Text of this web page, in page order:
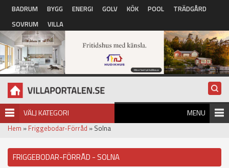
Hoppa till huvudinnehåll
BADRUM BYGG ENERGI GOLV KÖK POOL
TRÄDGÅRD
SOVRUM
VILLA
VÄLJ KATEGORI MENU
Hem » Friggebodar-Förråd » Solna
FRIGGEBODAR-FÖRRÅD - SOLNA